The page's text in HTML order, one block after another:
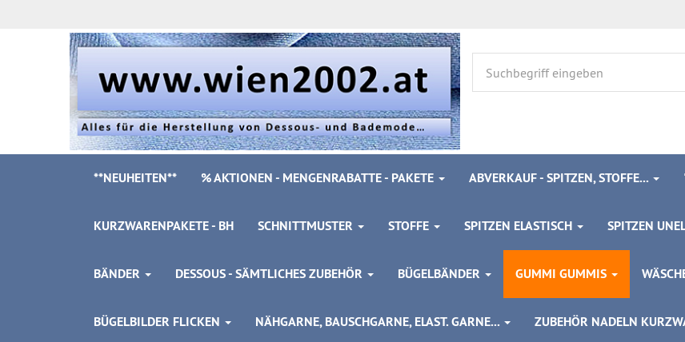
**NEUHEITEN** % AKTIONEN - MENGENRABATTE - PAKETE ABVERKAUF - SPITZEN, STOFFE...
KURZWARENPAKETE - BH SCHNITTMUSTER STOFFE SPITZEN ELASTISCH SPITZEN
BÄNDER DESSOUS - SÄMTLICHES ZUBEHÖR BÜGELBÄNDER GUMMI GUMMIS
BÜGELBILDER FLICKEN NÄHGARNE, BAUSCHGARNE, ELAST. GARNE... ZUBEHÖR NADELN